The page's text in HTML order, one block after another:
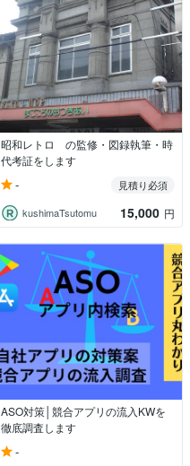
昭和レトロ の監修・図録執筆・時
代考証をします
-
見積り必須
kushimaTsutomu
15,000 円
ASO対策│競合アプリの流入KWを
徹底調査します
-